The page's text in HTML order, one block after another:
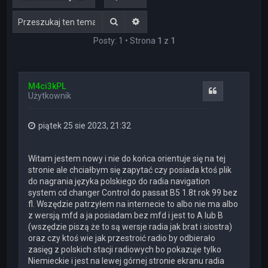
Szukaj
Posty: 1 • Strona 1 z 1
M4ci3kPL
Użytkownik
piątek 25 sie 2023, 21:32
Witam jestem nowy i nie do końca orientuje się na tej
stronie ale chciałbym się zapytać czy posiada ktoś plik
do nagrania języka polskiego do radia navigation
system cd changer Control do passat B5 1.8t rok 99 bez
fl. Wszędzie patrzyłem na internecie to albo nie ma albo
z wersją mfd a ja posiadam bez mfd i jest to A lub B
(wszędzie piszą że to są wersje radia jak brat i siostra)
oraz czy ktoś wie jak przestroić radio by odbierało
zasięg z polskich stacji radiowych bo pokazuje tylko
Niemieckie i jest na lewej górnej stronie ekranu radia